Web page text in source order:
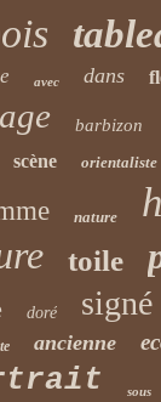
avec dans
barbizon
scène orientaliste
nature
toile
doré signé
ancienne
sous